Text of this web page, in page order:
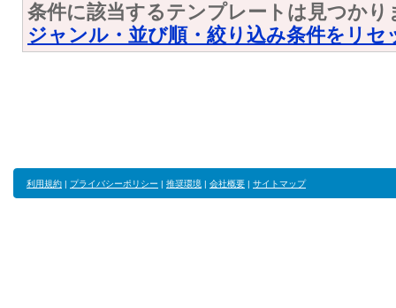
条件に該当するテンプレートは見つかり
ジャンル・並び順・絞り込み条件をリセ
利用規約 | プライバシーポリシー | 推奨環境 | 会社概要 | サイトマップ